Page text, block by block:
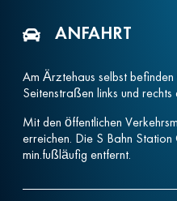
ANFAHRT
Am Ärztehaus selbst
Seitenstraßen links und
Mit den öffentlichen
erreichen. Die S Bahn
min.fußläufig entfernt.